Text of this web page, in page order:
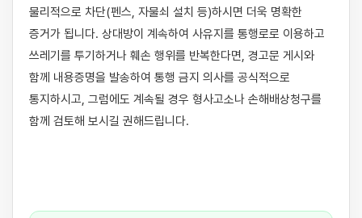
물리적으로 차단(펜스, 자물쇠 설치 등)하시면 더욱 명확한
증거가 됩니다. 상대방이 계속하여 사유지를 통행로로 이용하고
쓰레기를 투기하거나 훼손 행위를 반복한다면, 경고문 게시와
함께 내용증명을 발송하여 통행 금지 의사를 공식적으로
통지하시고, 그럼에도 계속될 경우 형사고소나 손해배상청구를
함께 검토해 보시길 권해드립니다.